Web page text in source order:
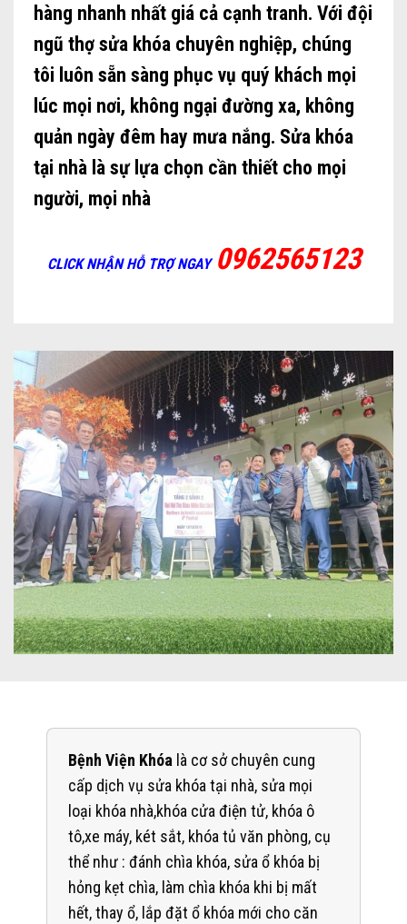
hàng nhanh nhất giá cả cạnh tranh. Với đội
ngũ thợ sửa khóa chuyên nghiệp, chúng
tôi luôn sẵn sàng phục vụ quý khách mọi
lúc mọi nơi, không ngại đường xa, không
quản ngày đêm hay mưa nắng. Sửa khóa
tại nhà là sự lựa chọn cần thiết cho mọi
người, mọi nhà
CLICK NHẬN HỖ TRỢ NGAY 0962565123
Bệnh Viện Khóa là cơ sở chuyên cung
cấp dịch vụ sửa khóa tại nhà, sửa mọi
loại khóa nhà,khóa cửa điện tử, khóa ô
tô,xe máy, két sắt, khóa tủ văn phòng, cụ
thể như : đánh chìa khóa, sửa ổ khóa bị
hỏng kẹt chìa, làm chìa khóa khi bị mất
hết, thay ổ, lắp đặt ổ khóa mới cho căn